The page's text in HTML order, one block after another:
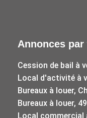
Annonces
Cession de bail à
Local d'activité à
Bureaux à louer,
Bureaux à louer,
Local commercial